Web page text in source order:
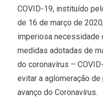
COVID-19, instituído
de 16 de março de
imperiosa necessidade
medidas adotadas de
do coronavírus –
evitar a aglomeração
avanço do Coronavírus.